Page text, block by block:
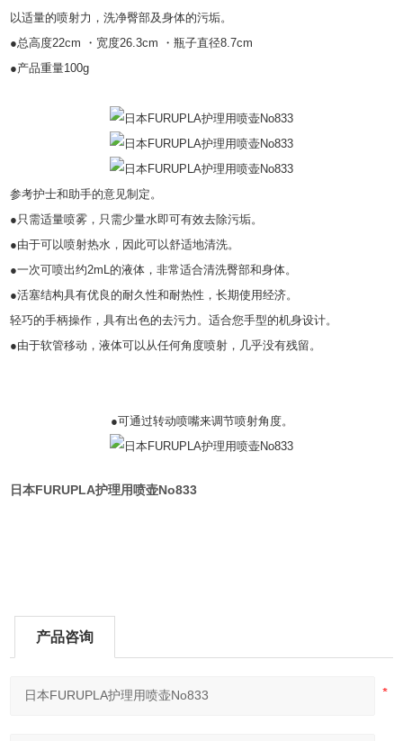
以适量的喷射力，洗净臀部及身体的污垢。
●总高度22cm ・宽度26.3cm ・瓶子直径8.7cm
●产品重量100g
参考护士和助手的意见制定。
●只需适量喷雾，只需少量水即可有效去除污垢。
●由于可以喷射热水，因此可以舒适地清洗。
●一次可喷出约2mL的液体，非常适合清洗臀部和身体。
●活塞结构具有优良的耐久性和耐热性，长期使用经济。
轻巧的手柄操作，具有出色的去污力。适合您手型的机身设计。
●由于软管移动，液体可以从任何角度喷射，几乎没有残留。
●可通过转动喷嘴来调节喷射角度。
日本FURUPLA护理用喷壶No833
产品咨询